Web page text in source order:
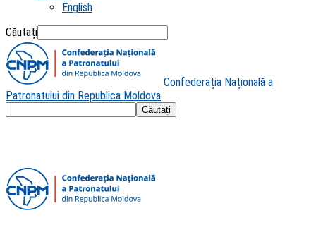
English
Căutați
Confederația Națională a
Patronatului din Republica Moldova